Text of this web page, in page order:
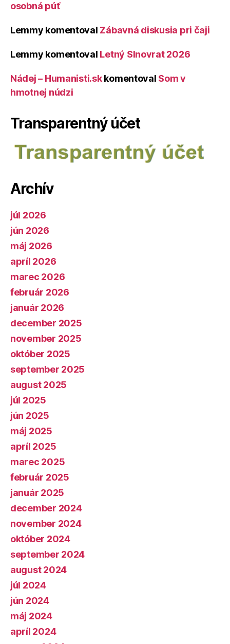
osobná púť
Lemmy komentoval Zábavná diskusia pri čaji
Lemmy komentoval Letný Slnovrat 2026
Nádej – Humanisti.skkomentoval Som v
hmotnej núdzi
Transparentný účet
Archív
júl 2026
jún 2026
máj 2026
apríl 2026
marec 2026
február 2026
január 2026
december 2025
november 2025
október 2025
september 2025
august 2025
júl 2025
jún 2025
máj 2025
apríl 2025
marec 2025
február 2025
január 2025
december 2024
november 2024
október 2024
september 2024
august 2024
júl 2024
jún 2024
máj 2024
apríl 2024